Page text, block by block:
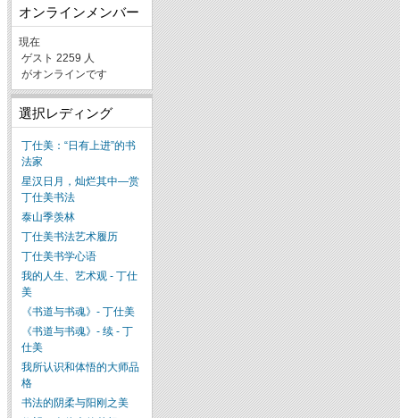
オンラインメンバー
現在
ゲスト 2259 人
がオンラインです
選択レディング
丁仕美：“日有上进”的书
法家
星汉日月，灿烂其中—赏
丁仕美书法
泰山季羡林
丁仕美书法艺术履历
丁仕美书学心语
我的人生、艺术观 - 丁仕
美
《书道与书魂》- 丁仕美
《书道与书魂》- 续 - 丁
仕美
我所认识和体悟的大师品
格
书法的阴柔与阳刚之美